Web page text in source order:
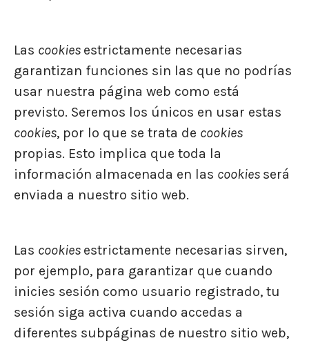
Las cookies estrictamente necesarias
garantizan funciones sin las que no podrías
usar nuestra página web como está
previsto. Seremos los únicos en usar estas
cookies, por lo que se trata de cookies
propias. Esto implica que toda la
información almacenada en las cookies será
enviada a nuestro sitio web.
Las cookies estrictamente necesarias sirven,
por ejemplo, para garantizar que cuando
inicies sesión como usuario registrado, tu
sesión siga activa cuando accedas a
diferentes subpáginas de nuestro sitio web,